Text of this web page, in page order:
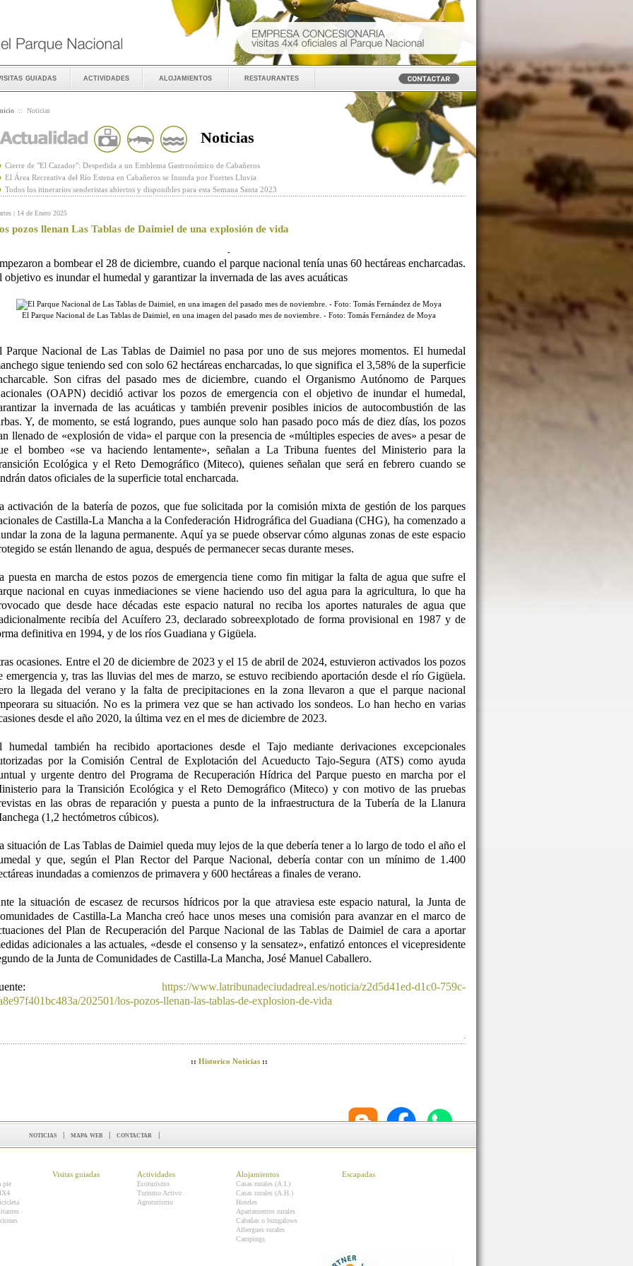
guiadas actividades alojamientos restaurantes
:: Noticias
Noticias
Cierre de "El Cazador": Despedida a un Emblema Gastronómico de Cabañeros
El Área Recreativa del Río Estena en Cabañeros se Inunda por Fuertes Lluvia
Todos los itinerarios senderistas abiertos y disponibles para esta Semana Santa 2023
| 14 de Enero 2025
pozos llenan Las Tablas de Daimiel de una explosión de vida
-
a bombear el 28 de diciembre, cuando el parque nacional tenía unas 60 hectáreas encharcadas.
objetivo es inundar el humedal y garantizar la invernada de las aves acuáticas
El Parque Nacional de Las Tablas de Daimiel, en una imagen del pasado mes de noviembre. - Foto: Tomás Fernández de Moya
Parque Nacional de Las Tablas de Daimiel no pasa por uno de sus mejores momentos. El humedal
sigue teniendo sed con solo 62 hectáreas encharcadas, lo que significa el 3,58% de la superficie
Son cifras del pasado mes de diciembre, cuando el Organismo Autónomo de Parques
(OAPN) decidió activar los pozos de emergencia con el objetivo de inundar el humedal,
la invernada de las acuáticas y también prevenir posibles inicios de autocombustión de las
Y, de momento, se está logrando, pues aunque solo han pasado poco más de diez días, los pozos
llenado de «explosión de vida» el parque con la presencia de «múltiples especies de aves» a pesar de
el bombeo «se va haciendo lentamente», señalan a La Tribuna fuentes del Ministerio para la
Ecológica y el Reto Demográfico (Miteco), quienes señalan que será en febrero cuando se
datos oficiales de la superficie total encharcada.
activación de la batería de pozos, que fue solicitada por la comisión mixta de gestión de los parques
de Castilla-La Mancha a la Confederación Hidrográfica del Guadiana (CHG), ha comenzado a
la zona de la laguna permanente. Aquí ya se puede observar cómo algunas zonas de este espacio
se están llenando de agua, después de permanecer secas durante meses.
puesta en marcha de estos pozos de emergencia tiene como fin mitigar la falta de agua que sufre el
nacional en cuyas inmediaciones se viene haciendo uso del agua para la agricultura, lo que ha
que desde hace décadas este espacio natural no reciba los aportes naturales de agua que
recibía del Acuífero 23, declarado sobreexplotado de forma provisional en 1987 y de
definitiva en 1994, y de los ríos Guadiana y Gigüela.
ocasiones. Entre el 20 de diciembre de 2023 y el 15 de abril de 2024, estuvieron activados los pozos
emergencia y, tras las lluvias del mes de marzo, se estuvo recibiendo aportación desde el río Gigüela.
la llegada del verano y la falta de precipitaciones en la zona llevaron a que el parque nacional
su situación. No es la primera vez que se han activado los sondeos. Lo han hecho en varias
desde el año 2020, la última vez en el mes de diciembre de 2023.
humedal también ha recibido aportaciones desde el Tajo mediante derivaciones excepcionales
por la Comisión Central de Explotación del Acueducto Tajo-Segura (ATS) como ayuda
y urgente dentro del Programa de Recuperación Hídrica del Parque puesto en marcha por el
para la Transición Ecológica y el Reto Demográfico (Miteco) y con motivo de las pruebas
en las obras de reparación y puesta a punto de la infraestructura de la Tubería de la Llanura
(1,2 hectómetros cúbicos).
situación de Las Tablas de Daimiel queda muy lejos de la que debería tener a lo largo de todo el año el
y que, según el Plan Rector del Parque Nacional, debería contar con un mínimo de 1.400
inundadas a comienzos de primavera y 600 hectáreas a finales de verano.
la situación de escasez de recursos hídricos por la que atraviesa este espacio natural, la Junta de
de Castilla-La Mancha creó hace unos meses una comisión para avanzar en el marco de
del Plan de Recuperación del Parque Nacional de las Tablas de Daimiel de cara a aportar
adicionales a las actuales, «desde el consenso y la sensatez», enfatizó entonces el vicepresidente
de la Junta de Comunidades de Castilla-La Mancha, José Manuel Caballero.
https://www.latribunadeciudadreal.es/noticia/z2d5d41ed-d1c0-759c-
202501/los-pozos-llenan-las-tablas-de-explosion-de-vida
-
:: Historico Noticias::
noticias | mapa web | contactar |
pie
Visitas guiadas Actividades
Ecoturismo
Turismo Activo
Agroturismo
Alojamientos
Casas rurales (A.I.)
Casas rurales (A.H.)
Hoteles
Apartamentos rurales
Cabañas o bungalows
Albergues rurales
Campings
Escapadas